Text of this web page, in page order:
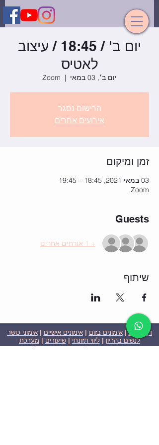
יום ב' / 18:45 / עיצוב
לאטיס
יום ב׳, 03 במאי
  |
Zoom
הרישום נסגר
אירועים אחרים
זמן ומיקום
03 במאי 2021, 18:45 – 19:45
Zoom
Guests
+ 1 אורחים אחרים
שיתוף
דף הבית|אימונים בזום |אימונים אישיים |אימוני כושר
לנשים בהריון |ליווי תזונתי |שיעורים | מערכת
שבועית-אימונים בזום|תוכניות ומחירים|סרטוני